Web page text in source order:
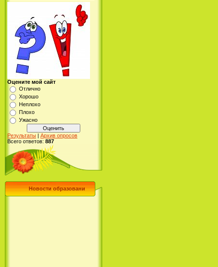
Оцените мой сайт
Отлично
Хорошо
Неплохо
Плохо
Ужасно
Результаты | Архив опросов
Всего ответов: 887
Новости образовани